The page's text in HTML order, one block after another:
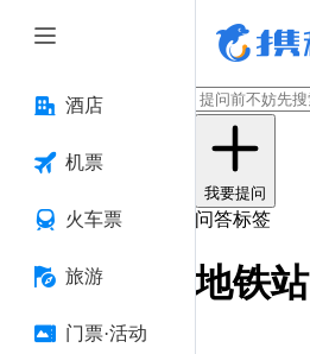
酒店
机票
火车票
旅游
门票·活动
我要提问
问答标签
地铁站